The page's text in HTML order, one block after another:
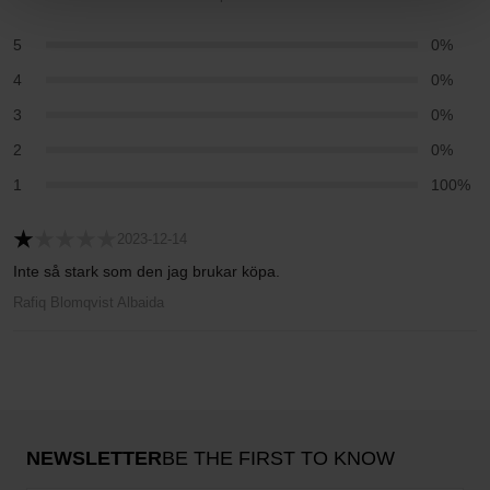
5
0%
4
0%
3
0%
2
0%
1
100%
2023-12-14
Inte så stark som den jag brukar köpa.
Rafiq Blomqvist Albaida
NEWSLETTERBE THE FIRST TO KNOW